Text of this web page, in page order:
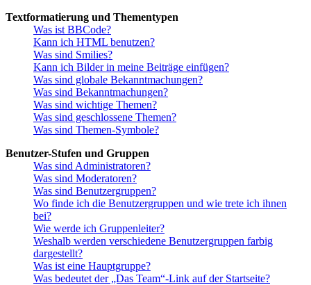
Textformatierung und Thementypen
Was ist BBCode?
Kann ich HTML benutzen?
Was sind Smilies?
Kann ich Bilder in meine Beiträge einfügen?
Was sind globale Bekanntmachungen?
Was sind Bekanntmachungen?
Was sind wichtige Themen?
Was sind geschlossene Themen?
Was sind Themen-Symbole?
Benutzer-Stufen und Gruppen
Was sind Administratoren?
Was sind Moderatoren?
Was sind Benutzergruppen?
Wo finde ich die Benutzergruppen und wie trete ich ihnen
bei?
Wie werde ich Gruppenleiter?
Weshalb werden verschiedene Benutzergruppen farbig
dargestellt?
Was ist eine Hauptgruppe?
Was bedeutet der „Das Team“-Link auf der Startseite?